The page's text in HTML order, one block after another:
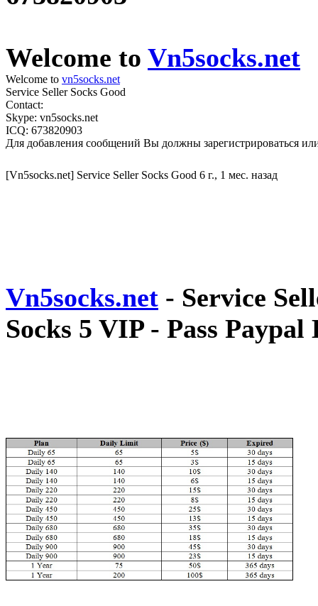
Welcome to Vn5socks.net
Welcome to vn5socks.net
Service Seller Socks Good
Contact:
Skype: vn5socks.net
ICQ: 673820903
Для добавления сообщений Вы должны зарегистрироваться или
[Vn5socks.net] Service Seller Socks Good 6 г., 1 мес. назад
Vn5socks.net - Service
Socks 5 VIP - Pass